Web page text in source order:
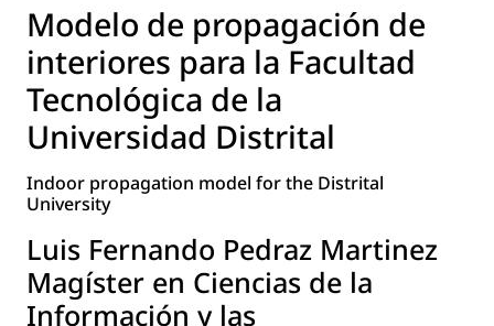
Modelo de propagación de
interiores para la Facultad
Tecnológica de la
Universidad Distrital
Indoor propagation model for the Distrital
University
Luis Fernando Pedraz Martinez
Magíster en Ciencias de la
Información y las